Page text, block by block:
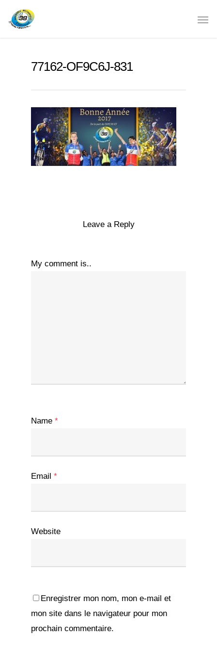
77162-OF9C6J-831
Leave a Reply
My comment is..
Name *
Email *
Website
Enregistrer mon nom, mon e-mail et
mon site dans le navigateur pour mon
prochain commentaire.